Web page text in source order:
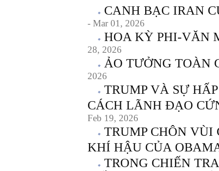
CANH BẠC IRAN
- Mar 01, 2026
HOA KỲ PHI-VĂN
28, 2026
ẢO TƯỞNG TOÀN
2026
TRUMP VÀ SỰ
CÁCH LÃNH ĐẠO
Feb 19, 2026
TRUMP CHÔN
KHÍ HẬU CỦA
TRONG CHIẾN